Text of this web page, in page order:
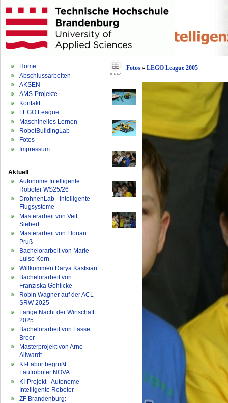
Home
Abschlussarbeiten
AKSEN
AMS-Projekte
Kontakt
LEGO League
Maschinelles Lernen
RobotBuildingLab
Fotos
Impressum
Aktuell
Autonome Intelligente
Roboter WS25/26
DrohnenLab - Intelligente
Flugsysteme
Masterarbeit von Veit
Siebert
Masterarbeit von Florian
Pruß
Bachelorarbeit von Marie-
Luise Korn
Willkommen Darya Kastsian
Bachelorarbeit von
Franziska Gohlicke
Robin Wagner auf der ACL
SRW 2025
Lange Nacht der Wirtschaft
2025
Bachelorarbeit von Lasse
Broer
Masterprojekt von Arne
Allwardt
KI-Labor begrüßt
Laufroboter NOVA
KI-Projekt - Autonome
Intelligente Roboter
ZF Brandenburg:
Fotos» LEGO League 2005